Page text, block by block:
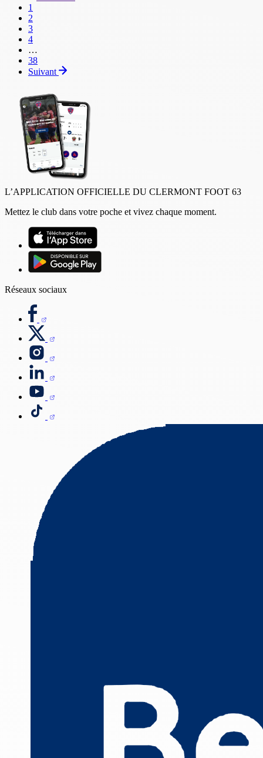
Page
courante
1
Page
2
Page
3
Page
4
…
Dernière
page
38
Suivant
L’APPLICATION OFFICIELLE DU CLERMONT FOOT 63
Mettez le club dans votre poche et vivez chaque moment.
Réseaux sociaux